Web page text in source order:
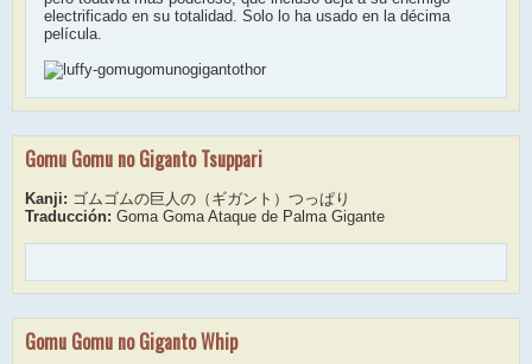
electrificado en su totalidad. Solo lo ha usado en la décima
película.
Gomu Gomu no Giganto Tsuppari
Kanji: ゴムゴムの巨人の（ギガント）つっぱり
Traducción: Goma Goma Ataque de Palma Gigante
Gomu Gomu no Giganto Whip